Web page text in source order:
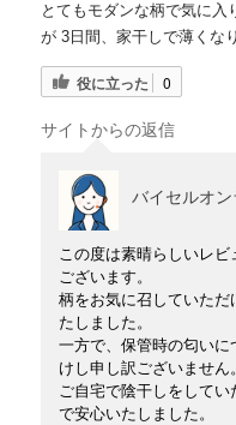
とてもモダンな柄で気に入
が 3日間、家干しで薄くな
役に立った 0
サイトからの返信
バイセルオ
この度は素晴らしいレ
ございます。
柄をお気に召していた
たしました。
一方で、保管時の匂い
けし申し訳ございません。
ご自宅で陰干しをして
で安心いたしました。